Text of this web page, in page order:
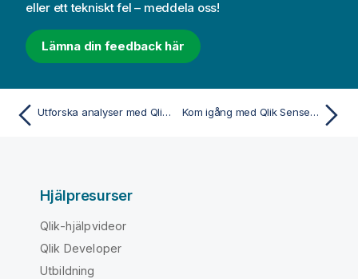
eller ett tekniskt fel – meddela oss!
Lämna din feedback här
Utforska analyser med Qlik Analytics mobilappen Kom igång med Qlik Sense Desktop
Hjälpresurser
Qlik-hjälpvideor
Qlik Developer
Utbildning